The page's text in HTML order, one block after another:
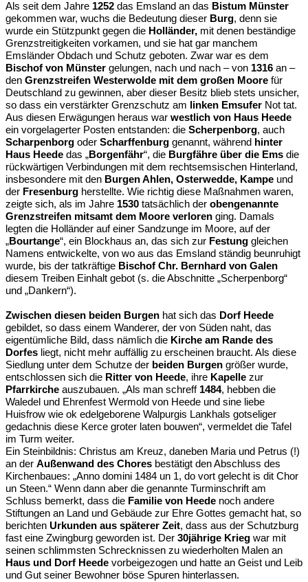
Als seit dem Jahre 1252 das Emsland an das Bistum Münster
gekommen war, wuchs die Bedeutung dieser Burg, denn sie
wurde ein Stützpunkt gegen die Holländer, mit denen beständige
Grenzstreitigkeiten vorkamen, und sie hat gar manchem
Emsländer Obdach und Schutz geboten. Zwar war es dem
Bischof von Münster gelungen, nach und nach – von 1316 an –
den Grenzstreifen Westerwolde mit dem großen Moore für
Deutschland zu gewinnen, aber dieser Besitz blieb stets unsicher,
so dass ein verstärkter Grenzschutz am
linken Emsufer Not tat.
Aus diesen Erwägungen heraus war westlich von Haus Heede
ein vorgelagerter Posten entstanden: die Scherpenborg, auch
Scharpenborg oder Scharffenburg genannt, während hinter
Haus Heede das „Borgenfähr“, die Burgfähre über die Ems die
rückwärtigen Verbindungen mit dem rechtsemsischen Hinterland,
insbesondere mit den Burgen Ahlen, Osterwedde, Kampe und
der Fresenburg herstellte. Wie richtig diese Maßnahmen waren,
zeigte sich, als im Jahre 1530 tatsächlich der obengenannte
Grenzstreifen mitsamt dem Moore verloren ging. Damals
legten die Holländer auf einer Sandzunge im Moore, auf der
„Bourtange“, ein Blockhaus an, das sich zur Festung gleichen
Namens entwickelte, von wo aus das Emsland ständig beunruhigt
wurde, bis der tatkräftige Bischof Chr. Bernhard von Galen
diesem Treiben Einhalt gebot (s. die Abschnitte „Scherpenborg“
und „Dankern“).
Zwischen diesen beiden Burgen hat sich das Dorf Heede
gebildet, so dass einem Wanderer, der von Süden naht, das
eigentümliche Bild, dass nämlich die Kirche am Rande des
Dorfes liegt, nicht mehr auffällig zu erscheinen braucht. Als diese
Siedlung unter dem Schutze der beiden Burgen größer wurde,
entschlossen sich die Ritter von Heede, ihre Kapelle zur
Pfarrkirche auszubauen. „Als man schreff 1484, hebben die
Waledel und Ehrenfest Wermold von Heede und sine liebe
Huisfrow wie ok edelgeborene Walpurgis Lankhals gotseliger
gedachnis diese Kerce groter laten bouwen“, vermeldet die Tafel
im Turm weiter.
Ein Steinbildnis: Christus am Kreuz, daneben Maria und Petrus (!)
an der Außenwand des Chores bestätigt den Abschluss des
Kirchenbaues: „Anno domini 1484 un 1, do vort gelecht is dit Chor
un Steen.“ Wenn dann aber die genannte Turminschrift am
Schluss bemerkt, dass die Familie von Heede noch andere
Stiftungen an Land und Gebäude zur Ehre Gottes gemacht hat, so
berichten Urkunden aus späterer Zeit, dass aus der Schutzburg
fast eine Zwingburg geworden ist. Der 30jährige Krieg war mit
seinen schlimmsten Schrecknissen zu wiederholten Malen an
Haus und Dorf Heede vorbeigezogen und hatte an Geist und Leib
und Gut seiner Bewohner böse Spuren hinterlassen.